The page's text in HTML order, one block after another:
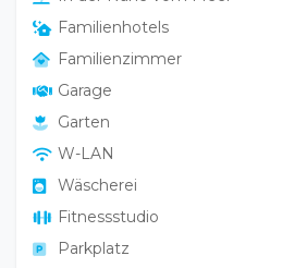
Familienzimmer
Garage
Garten
W-LAN
Wäscherei
Fitnessstudio
Parkplatz
Schwimmbad